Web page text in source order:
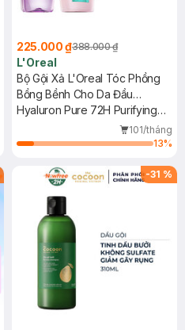
225.000 ₫388.000 ₫
L'Oreal
Bộ Gội Xả L'Oreal Tóc Phồng
Bồng Bềnh Cho Da Đầu
Thường, Dầu 620ml+375ml
Hyaluron Pure 72H Purifying
Shampoo + Rehydrating
Conditioner
101/tháng
13%
-31 %